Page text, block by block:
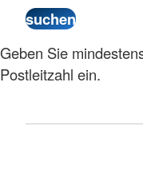
Geben Sie
Postleitzahl ein.